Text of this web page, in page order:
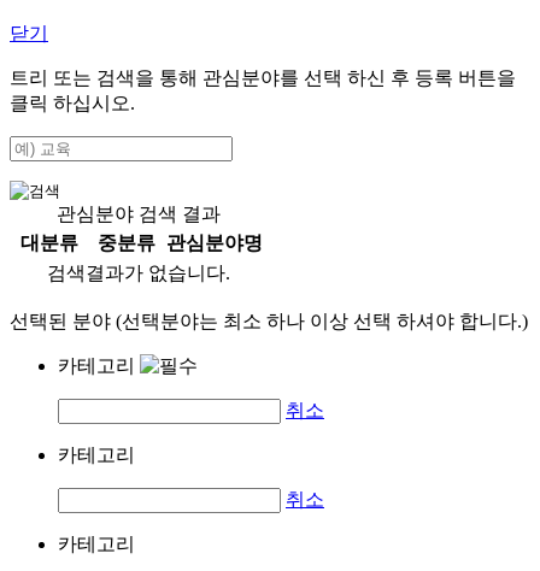
닫기
트리 또는 검색을 통해 관심분야를 선택 하신 후 등록 버튼을
클릭 하십시오.
관심분야 검색 결과
대분류
중분류
관심분야명
검색결과가 없습니다.
선택된 분야 (선택분야는 최소 하나 이상 선택 하셔야 합니다.)
카테고리
취소
카테고리
취소
카테고리